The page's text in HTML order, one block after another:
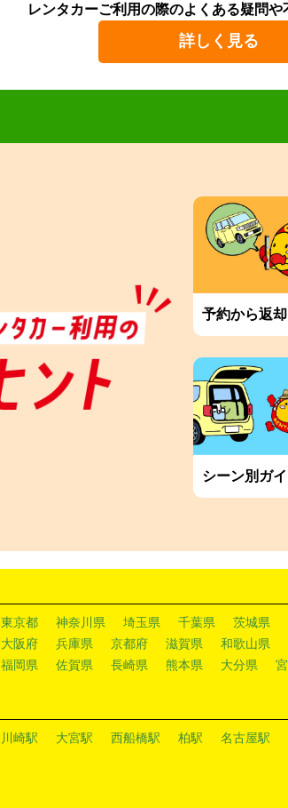
レンタカーご利用の際のよくある疑問や
詳しく見る
予約から返
シーン別ガ
東京都 神奈川県 埼玉県 千葉県 茨城県
大阪府 兵庫県 京都府 滋賀県 和歌山県
福岡県 佐賀県 長崎県 熊本県 大分県
川崎駅 大宮駅 西船橋駅 柏駅 名古屋駅